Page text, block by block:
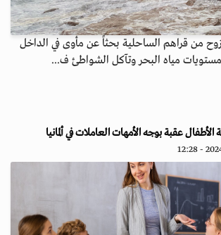
من قراهم الساحلية بحثاً عن مأوى في الداخل
مستويات مياه البحر وتآكل الشواطئ ف...
الأطفال عقبة بوجه الأمهات العاملات في ألمانيا